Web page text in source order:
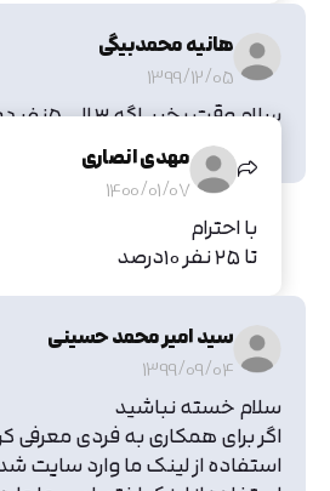
هانیه محمدبیگی
1399/12/05
سلام وقت
رو بخرند چند درصد به ما
مهدی انصاری
1400/01/07
با احترام
تا ۲۵ نفر ۱۰درصد
سید امیر محمد حسینی
1399/09/04
سلام خسته نباشید
اگر برای همکاری به فردی معرفی
استفاده از لینک ما وارد سایت